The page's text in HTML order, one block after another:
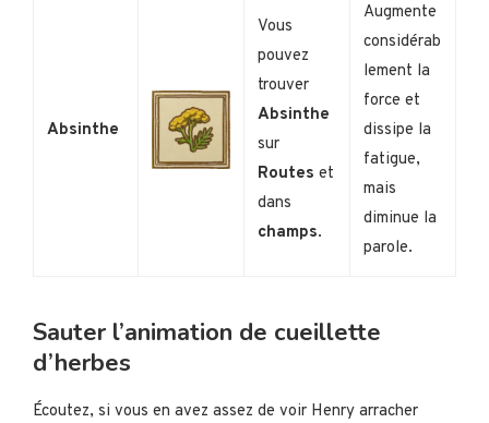
Absinthe
Vous
pouvez
trouver
Absinthe
sur
Routes et
dans
champs.
Augmente
considérab
lement la
force et
dissipe la
fatigue,
mais
diminue la
parole.
Sauter l’animation de cueillette
d’herbes
Écoutez, si vous en avez assez de voir Henry arracher